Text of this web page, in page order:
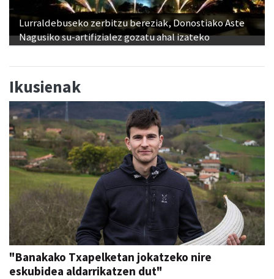
Lurraldebuseko zerbitzu bereziak, Donostiako Aste
Nagusiko su-artifizialez gozatu ahal izateko
Ikusienak
"Banakako Txapelketan jokatzeko nire
eskubidea aldarrikatzen dut"